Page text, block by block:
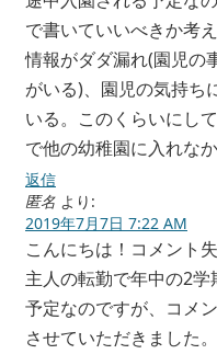
で書いていいべきか考
情報がダダ漏れ(園児の
がいる)、園児の気持ち
いる。このくらいにし
で他の幼稚園に入れな
返信
匿名 より:
2019年7月7日 7:22 AM
こんにちは！コメント失
主人の転勤で年中の2学
予定なのですが、コメ
させていただきました。